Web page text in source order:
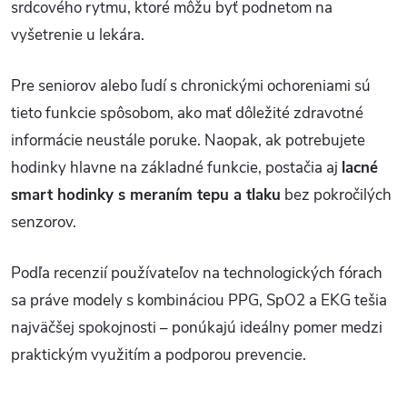
srdcového rytmu, ktoré môžu byť podnetom na
vyšetrenie u lekára.
Pre seniorov alebo ľudí s chronickými ochoreniami sú
tieto funkcie spôsobom, ako mať dôležité zdravotné
informácie neustále poruke. Naopak, ak potrebujete
hodinky hlavne na základné funkcie, postačia aj lacné
smart hodinky s meraním tepu a tlaku bez pokročilých
senzorov.
Podľa recenzií používateľov na technologických fórach
sa práve modely s kombináciou PPG, SpO2 a EKG tešia
najväčšej spokojnosti – ponúkajú ideálny pomer medzi
praktickým využitím a podporou prevencie.